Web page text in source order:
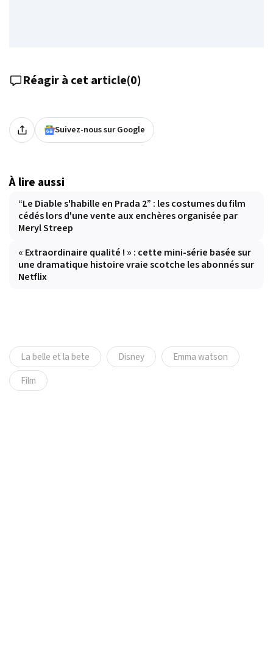
Réagir à cet article(0)
Suivez-nous sur Google
À lire aussi
“Le Diable s'habille en Prada 2” : les costumes du film
cédés lors d'une vente aux enchères organisée par
Meryl Streep
« Extraordinaire qualité ! » : cette mini-série basée sur
une dramatique histoire vraie scotche les abonnés sur
Netflix
La belle et la bete Disney
Emma watson
Film